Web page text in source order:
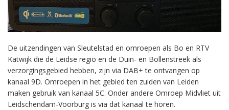
De uitzendingen van Sleutelstad en omroepen als Bo en RTV
Katwijk die de Leidse regio en de Duin- en Bollenstreek als
verzorgingsgebied hebben, zijn via DAB+ te ontvangen op
kanaal 9D. Omroepen in het gebied ten zuiden van Leiden
maken gebruik van kanaal 5C. Onder andere Omroep Midvliet uit
Leidschendam-Voorburg is via dat kanaal te horen.